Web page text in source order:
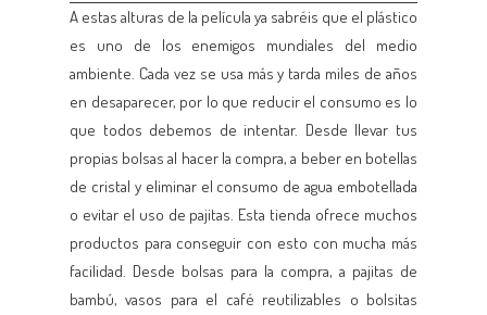
A estas alturas de la película ya sabréis que el plástico
es uno de los enemigos mundiales del medio
ambiente. Cada vez se usa más y tarda miles de años
en desaparecer, por lo que reducir el consumo es lo
que todos debemos de intentar. Desde llevar tus
propias bolsas al hacer la compra, a beber en botellas
de cristal y eliminar el consumo de agua embotellada
o evitar el uso de pajitas. Esta tienda ofrece muchos
productos para conseguir con esto con mucha más
facilidad. Desde bolsas para la compra, a pajitas de
bambú, vasos para el café reutilizables o bolsitas